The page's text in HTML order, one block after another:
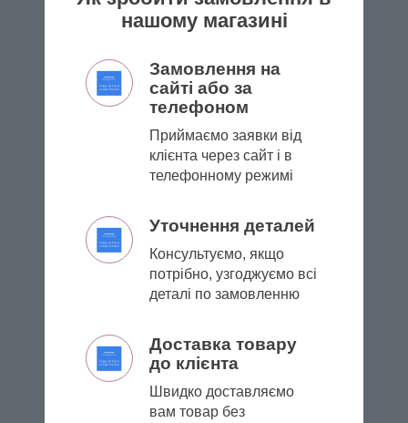
нашому магазині
Замовлення на
сайті або за
телефоном
Приймаємо заявки від
клієнта через сайт і в
телефонному режимі
Уточнення деталей
Консультуємо, якщо
потрібно, узгоджуємо всі
деталі по замовленню
Доставка товару
до клієнта
Швидко доставляємо
вам товар без